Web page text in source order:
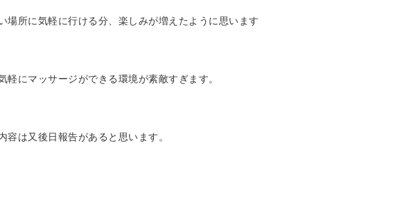
場所に気軽に行ける分、楽しみが増えたように思います
軽にマッサージができる環境が素敵すぎます。
容は又後日報告があると思います。